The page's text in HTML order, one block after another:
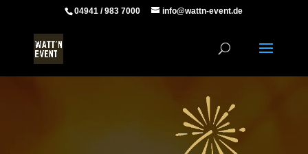
04941 / 983 7000 info@wattn-event.de